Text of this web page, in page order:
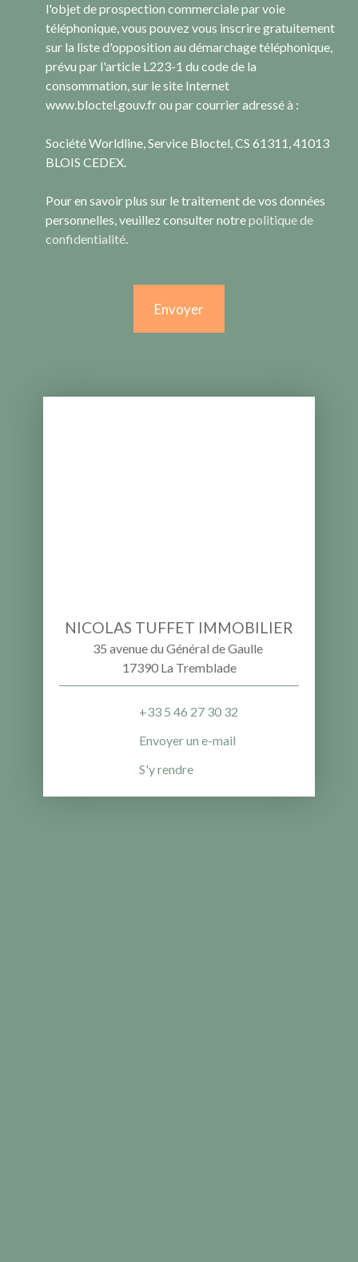
l'objet de prospection commerciale par voie
téléphonique, vous pouvez vous inscrire gratuitement
sur la liste d'opposition au démarchage téléphonique,
prévu par l'article L223-1 du code de la
consommation, sur le site Internet
www.bloctel.gouv.fr ou par courrier adressé à :
Société Worldline, Service Bloctel, CS 61311, 41013
BLOIS CEDEX.
Pour en savoir plus sur le traitement de vos données
personnelles, veuillez consulter notrepolitique de
confidentialité.
Envoyer
NICOLAS TUFFET IMMOBILIER
35 avenue du Général de Gaulle
17390 La Tremblade
+33 5 46 27 30 32
Envoyer un e-mail
S'y rendre